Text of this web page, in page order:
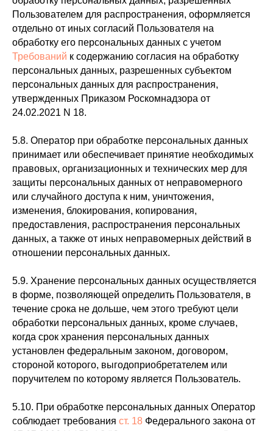
Пользователем для распространения, оформляется
отдельно от иных согласий Пользователя на
обработку его персональных данных с учетом
Требований к содержанию согласия на обработку
персональных данных, разрешенных субъектом
персональных данных для распространения,
утвержденных Приказом Роскомнадзора от
24.02.2021 N 18.
5.8. Оператор при обработке персональных данных
принимает или обеспечивает принятие необходимых
правовых, организационных и технических мер для
защиты персональных данных от неправомерного
или случайного доступа к ним, уничтожения,
изменения, блокирования, копирования,
предоставления, распространения персональных
данных, а также от иных неправомерных действий в
отношении персональных данных.
5.9. Хранение персональных данных осуществляется
в форме, позволяющей определить Пользователя, в
течение срока не дольше, чем этого требуют цели
обработки персональных данных, кроме случаев,
когда срок хранения персональных данных
установлен федеральным законом, договором,
стороной которого, выгодоприобретателем или
поручителем по которому является Пользователь.
5.10. При обработке персональных данных Оператор
соблюдает требования ст. 18 Федерального закона от